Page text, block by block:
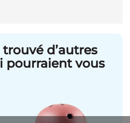
d’autres
pourraient vous